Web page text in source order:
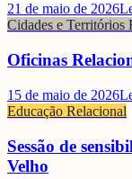
21 de maio de 2026
Cidades e Territórios
Oficinas
15 de maio de 2026
Educação Relacional
Sessão de
Velho